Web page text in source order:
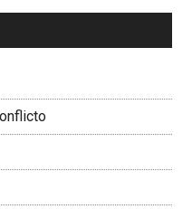
01:04
Corporación